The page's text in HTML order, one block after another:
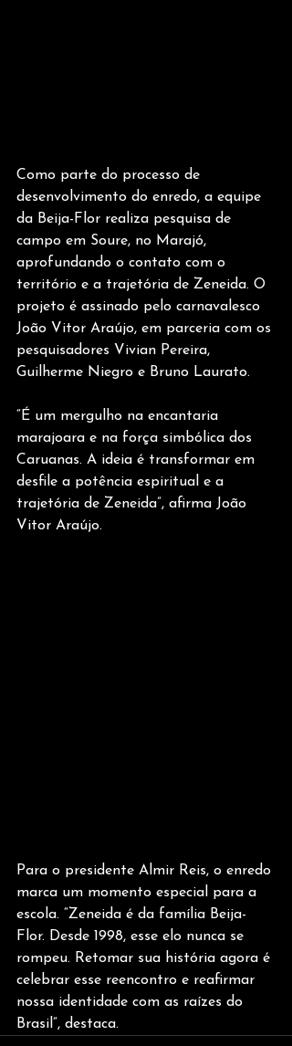
Como parte do processo de
desenvolvimento do enredo, a equipe
da Beija-Flor realiza pesquisa de
campo em Soure, no Marajó,
aprofundando o contato com o
território e a trajetória de Zeneida. O
projeto é assinado pelo carnavalesco
João Vitor Araújo, em parceria com os
pesquisadores Vivian Pereira,
Guilherme Niegro e Bruno Laurato.
“É um mergulho na encantaria
marajoara e na força simbólica dos
Caruanas. A ideia é transformar em
desfile a potência espiritual e a
trajetória de Zeneida”, afirma João
Vitor Araújo.
Para o presidente Almir Reis, o enredo
marca um momento especial para a
escola. “Zeneida é da família Beija-
Flor. Desde 1998, esse elo nunca se
rompeu. Retomar sua história agora é
celebrar esse reencontro e reafirmar
nossa identidade com as raízes do
Brasil”, destaca.